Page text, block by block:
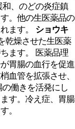
、のどの炎症鎮
。他の生医薬品の
ます。 ショウキ
乾燥させた生医薬
ます。 医薬品理
胃腸の血行を促進
血管を拡張させ、
働きを活発にし
す。冷え症、胃腸
。